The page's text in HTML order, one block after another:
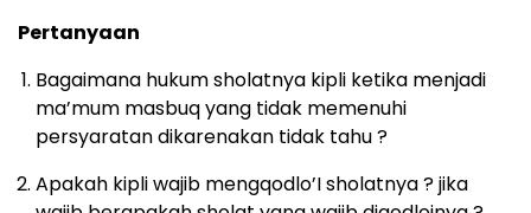
Pertanyaan
Bagaimana hukum sholatnya kipli ketika menjadi
ma’mum masbuq yang tidak memenuhi
persyaratan dikarenakan tidak tahu ?
Apakah kipli wajib mengqodlo’I sholatnya ? jika